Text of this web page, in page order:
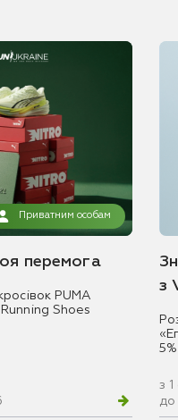
Приватним особам
перемога
PUMA
Shoes
з
з
до